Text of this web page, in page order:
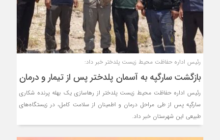
رئیس اداره حفاظت محیط زیست پلدختر خبر داد:
بازگشت سارگپه به آسمان پلدختر پس از تیمار و درمان
رئیس اداره حفاظت محیط زیست پلدختر از رهاسازی یک بهله پرنده شکاری
سارگپه پس از طی مراحل درمان و اطمینان از سلامت کامل، در زیستگاه‌های
طبیعی این شهرستان خبر داد.